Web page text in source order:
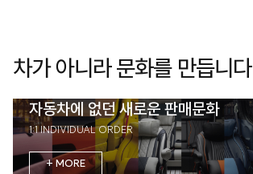
차가 아니라 문화를 만듭니다
자동차에 없던 새로운 판매문화
1:1 INDIVIDUAL ORDER
+ MORE